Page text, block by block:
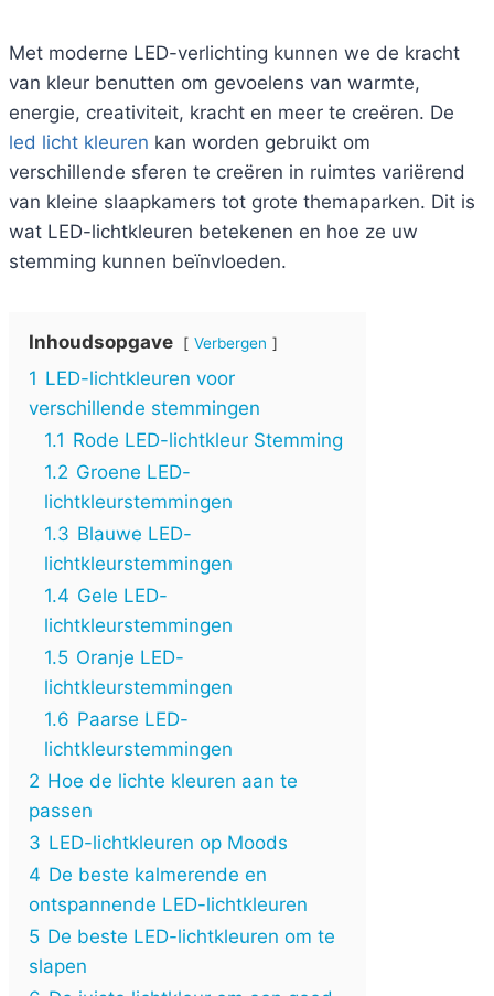
Met moderne LED-verlichting kunnen we de kracht
van kleur benutten om gevoelens van warmte,
energie, creativiteit, kracht en meer te creëren. De
led licht kleuren kan worden gebruikt om
verschillende sferen te creëren in ruimtes variërend
van kleine slaapkamers tot grote themaparken. Dit is
wat LED-lichtkleuren betekenen en hoe ze uw
stemming kunnen beïnvloeden.
Inhoudsopgave Verbergen
1 LED-lichtkleuren voor
verschillende stemmingen
1.1 Rode LED-lichtkleur Stemming
1.2 Groene LED-
lichtkleurstemmingen
1.3 Blauwe LED-
lichtkleurstemmingen
1.4 Gele LED-
lichtkleurstemmingen
1.5 Oranje LED-
lichtkleurstemmingen
1.6 Paarse LED-
lichtkleurstemmingen
2 Hoe de lichte kleuren aan te
passen
3 LED-lichtkleuren op Moods
4 De beste kalmerende en
ontspannende LED-lichtkleuren
5 De beste LED-lichtkleuren om te
slapen